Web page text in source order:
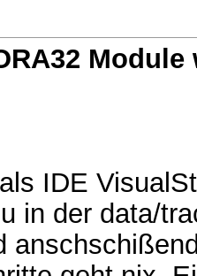
Module
IDE
in der data/